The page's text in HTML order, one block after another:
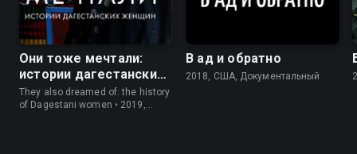
8.1
Они тоже мечтали:
истории дагестанских
женщин
They also dreamed of: the history
of Dagestani women • 2019,
В ад и обратно
2018, США, Документальный